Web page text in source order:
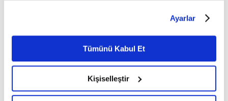
belirleyebilirsiniz. Çerezlere ilişkin detaylı bilgi için
Ayarlar butonuna tıklayabilir,Çerez Bilgilendirme
Metnimizi ziyaret edebilirsiniz.
6698 sayılı Kişisel Verilerin Korunması Kanunu uyarınca
okumak ve sitemizi ziyaretiniz kapsamında
gerçekleştirilen veri işleme faaliyetleri ile ilgili daha
Ayarlar
Tümünü Kabul Et
Kişiselleştir
📌SEYYİDLERE AYRICALIK TANINMIŞ MIDIR?